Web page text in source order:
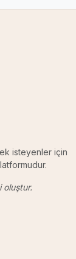
isteyenler için
oluştur.